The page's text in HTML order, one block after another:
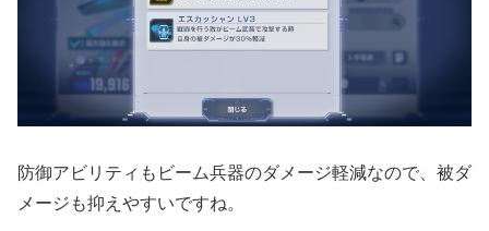
防御アビリティもビーム兵器のダメージ軽減なので、被ダ
メージも抑えやすいですね。